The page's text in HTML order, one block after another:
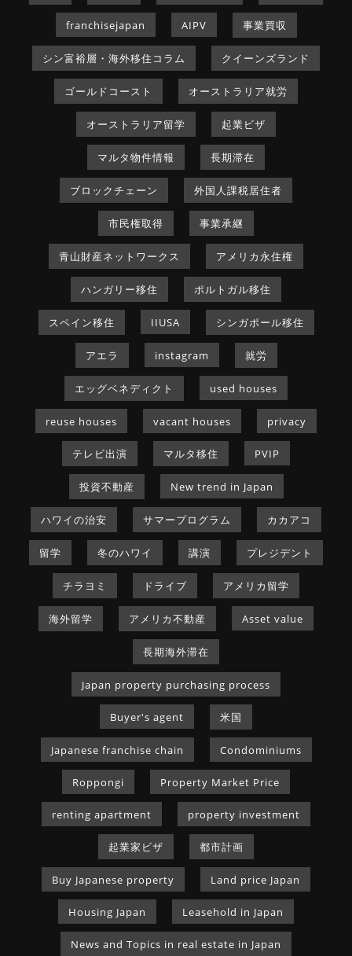
franchisejapan AIPV 事業買収
シン富裕層・海外移住コラム クイーンズランド
ゴールドコースト オーストラリア就労
オーストラリア留学 起業ビザ
マルタ物件情報 長期滞在
ブロックチェーン 外国人課税居住者
市民権取得 事業承継
青山財産ネットワークス アメリカ永住権
ハンガリー移住 ポルトガル移住
スペイン移住 IIUSA シンガポール移住
アエラ instagram 就労
エッグベネディクト used houses
reuse houses vacant houses privacy
テレビ出演 マルタ移住 PVIP
投資不動産 New trend in Japan
ハワイの治安 サマープログラム カカアコ
留学 冬のハワイ 講演 プレジデント
チラヨミ ドライブ アメリカ留学
海外留学 アメリカ不動産 Asset value
長期海外滞在
Japan property purchasing process
Buyer's agent 米国
Japanese franchise chain Condominiums
Roppongi Property Market Price
renting apartment property investment
起業家ビザ 都市計画
Buy Japanese property Land price Japan
Housing Japan Leasehold in Japan
News and Topics in real estate in Japan